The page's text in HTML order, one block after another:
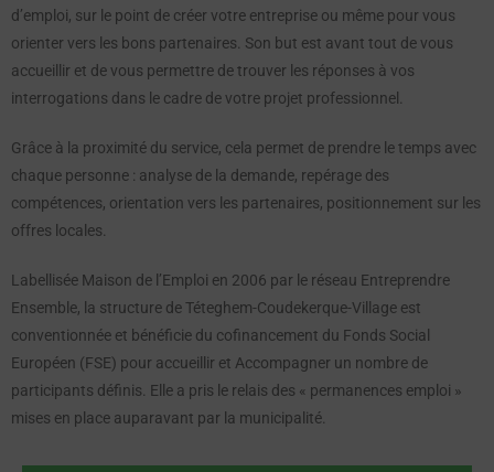
d’emploi, sur le point de créer votre entreprise ou même pour vous
orienter vers les bons partenaires. Son but est avant tout de vous
accueillir et de vous permettre de trouver les réponses à vos
interrogations dans le cadre de votre projet professionnel.
Grâce à la proximité du service, cela permet de prendre le temps avec
chaque personne : analyse de la demande, repérage des
compétences, orientation vers les partenaires, positionnement sur les
offres locales.
Labellisée Maison de l’Emploi en 2006 par le réseau Entreprendre
Ensemble, la structure de Téteghem-Coudekerque-Village est
conventionnée et bénéficie du cofinancement du Fonds Social
Européen (FSE) pour accueillir et Accompagner un nombre de
participants définis. Elle a pris le relais des « permanences emploi »
mises en place auparavant par la municipalité.